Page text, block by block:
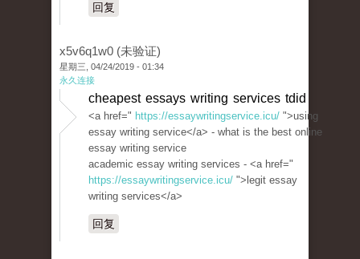
回复
x5v6q1w0 (未验证)
星期三, 04/24/2019 - 01:34
永久连接
cheapest essays writing services tdid
<a href=" https://essaywritingservice.icu/ ">using
essay writing service</a> - what is the best online
essay writing service
academic essay writing services - <a href="
https://essaywritingservice.icu/ ">legit essay
writing services</a>
回复